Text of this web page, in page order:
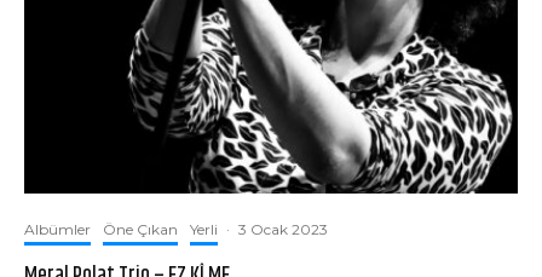
Albümler Öne Çıkan Yerli · 3 Ocak 2023